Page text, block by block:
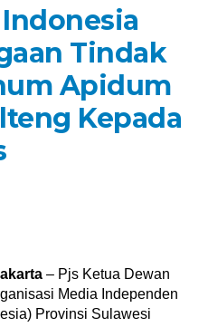
Indonesia
Tindak
Apidum
Kepada
– Pjs Ketua Dewan
Media Independen
Provinsi Sulawesi